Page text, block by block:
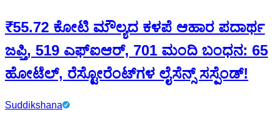
₹55.72 ಕೋಟಿ ಮೌಲ್ಯದ ಕಳಪೆ ಆಹಾರ ಪದಾರ್ಥ
ಜಪ್ತಿ, 519 ಎಫ್‌ಐಆರ್, 701 ಮಂದಿ ಬಂಧನ: 65
ಹೋಟೆಲ್, ರೆಸ್ಟೋರೆಂಟ್‌ಗಳ ಲೈಸೆನ್ಸ್ ಸಸ್ಪೆಂಡ್!
Suddikshana